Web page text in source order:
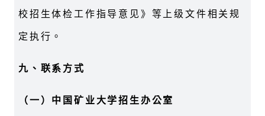
校招生体检工作指导意见》等上级文件相关规
定执行。
九、联系方式
（一）中国矿业大学招生办公室